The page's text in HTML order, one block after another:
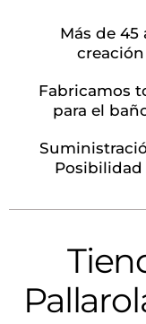
Más de 45
Fabricamos
para el
Posibilidad